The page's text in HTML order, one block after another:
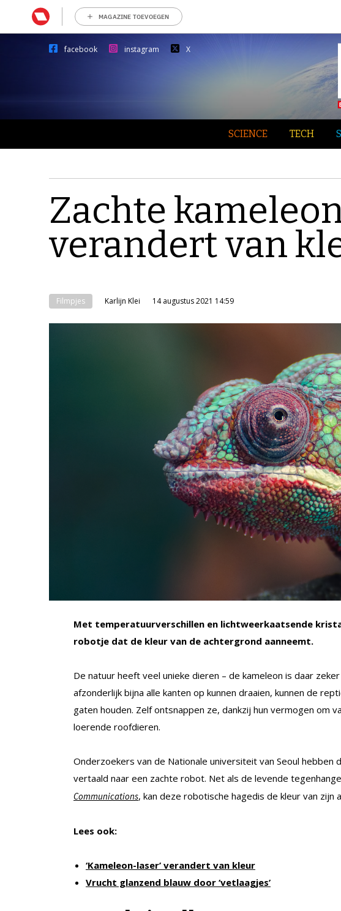
MAGAZINE TOEVOEGEN
facebook instagram X
SCIENCE TECH
Zachte
verandert van
Filmpjes Karlijn Klei 14 augustus 2021 14:59
Met temperatuurverschillen en lichtweerkaatsende
robotje dat de kleur van de achtergrond aanneemt.
De natuur heeft veel unieke dieren – de kameleon is daar
afzonderlijk bijna alle kanten op kunnen draaien, kunnen de
gaten houden. Zelf ontsnappen ze, dankzij hun vermogen om
loerende roofdieren.
Onderzoekers van de Nationale universiteit van Seoul hebben
vertaald naar een zachte robot. Net als de levende
Communications, kan deze robotische hagedis de kleur van zijn
Lees ook:
‘Kameleon-laser’ verandert van kleur
Vrucht glanzend blauw door ‘vetlaagjes’